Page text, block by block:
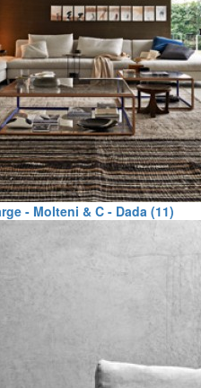
- Molteni & C - Dada (11)